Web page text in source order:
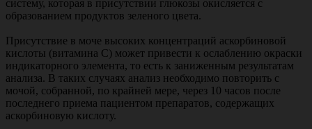
систему, которая в присутствии глюкозы окисляется с
образованием продуктов зеленого цвета.
Присутствие в моче высоких концентраций аскорбиновой
кислоты (витамина С) может привести к ослаблению окраски
индикаторного элемента, то есть к заниженным результатам
анализа. В таких случаях анализ необходимо повторить с
мочой, собранной, по крайней мере, через 10 часов после
последнего приема пациентом препаратов, содержащих
аскорбиновую кислоту.